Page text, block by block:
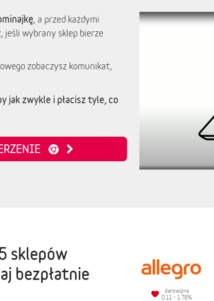
, a przed każdymi
jeśli wybrany sklep bierze
zobaczysz komunikat,
jak zwykle i płacisz tyle, co
sklepów
bezpłatnie
darowizna
0.11 - 1.78%